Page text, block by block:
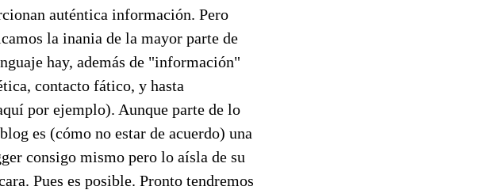
auténtica información. Pero
la inania de la mayor parte de
hay, además de "información"
contacto fático, y hasta
por ejemplo). Aunque parte de lo
es (cómo no estar de acuerdo) una
consigo mismo pero lo aísla de su
Pues es posible. Pronto tendremos